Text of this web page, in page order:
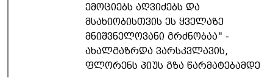
ემოციებს აღვიძებს და
მსახიობისთვის ეს ყველაზე
მნიშვნელოვანი გრძნობაა" -
ახალგაზრდა ვარსკვლავის,
ფლორენს პიუს გზა წარმატებამდე